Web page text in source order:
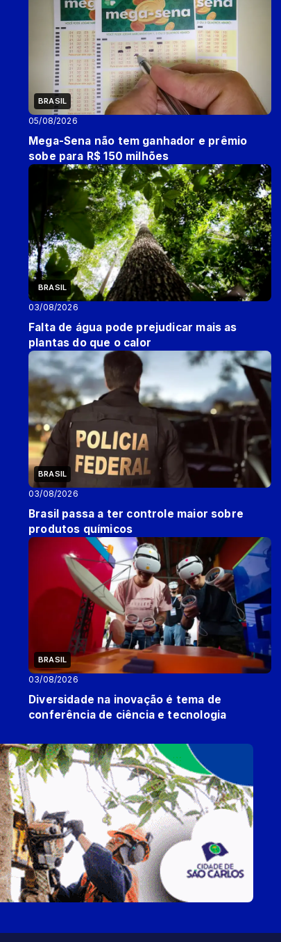
BRASIL
05/08/2026
Mega-Sena não tem ganhador e prêmio
sobe para R$ 150 milhões
BRASIL
03/08/2026
Falta de água pode prejudicar mais as
plantas do que o calor
BRASIL
03/08/2026
Brasil passa a ter controle maior sobre
produtos químicos
BRASIL
03/08/2026
Diversidade na inovação é tema de
conferência de ciência e tecnologia